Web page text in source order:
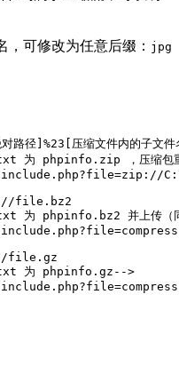
可修改为任意后缀： jpg
径]%23[压缩文件内的子文件
为 phpinfo.zip ，压缩包
file.bz2
phpinfo.bz2 并上传（同
file.gz
为 phpinfo.gz-->